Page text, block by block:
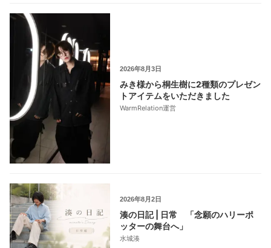
2026年8月3日
みき様から桐生樹に2種類のプレゼン
トアイテムをいただきました
WarmRelation運営
2026年8月2日
湊の日記 | 日常 「念願のハリーポ
ッターの舞台へ」
水城湊